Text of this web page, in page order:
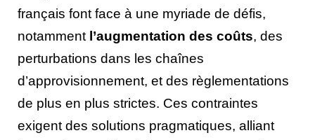
français font face à une myriade de défis,
notamment l’augmentation des coûts, des
perturbations dans les chaînes
d’approvisionnement, et des règlementations
de plus en plus strictes. Ces contraintes
exigent des solutions pragmatiques, alliant